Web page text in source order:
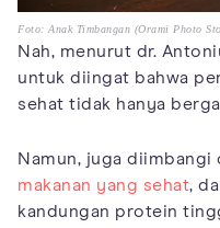
Foto: Anak Timbangan (Orami Photo
Nah, menurut dr.
untuk diingat bahwa
sehat tidak hanya
Namun, juga diimbangi
makanan yang sehat,
kandungan protein